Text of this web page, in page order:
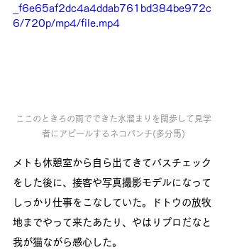
_f6e65af2dc4a4ddab761bd384be972c
6/720p/mp4/file.mp4
ここのときろの雨でできた水溜まりを闊歩して見学
者にアピールするネコパンチ(多分馬)
メトも休憩室から自ら出てきてバスチェック
をした後に、接客や写真撮影モデルになって
しっかり仕事をこなしていた。ドトウの放牧
地までやって来たあたり、やはりプロだなと
我が猫ながら感心した。